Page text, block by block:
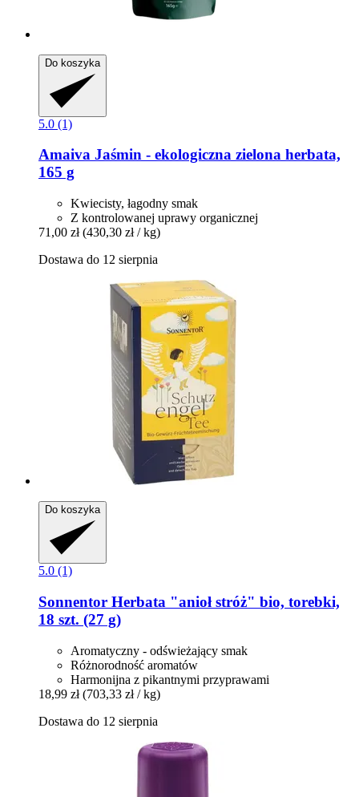
Do koszyka
5.0 (1)
Amaiva Jaśmin -​ ekologiczna zielona herbata,
165 g
Kwiecisty, łagodny smak
Z kontrolowanej uprawy organicznej
71,00 zł (430,30 zł / kg)
Dostawa do 12 sierpnia
Do koszyka
5.0 (1)
Sonnentor Herbata "anioł stróż" bio, torebki,
18 szt. (27 g)
Aromatyczny - odświeżający smak
Różnorodność aromatów
Harmonijna z pikantnymi przyprawami
18,99 zł (703,33 zł / kg)
Dostawa do 12 sierpnia